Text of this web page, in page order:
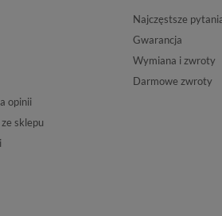
opinii
sklepu
Najczęstsze
Gwarancja
Wymiana i zwroty
Darmowe zwroty